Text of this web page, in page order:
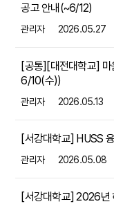
공고 안내(~6/12)
관리자 2026.05.27
[공통][대전대학교]
6/10(수))
관리자 2026.05.13
[서강대학교] HUSS
관리자 2026.05.08
[서강대학교] 2026년